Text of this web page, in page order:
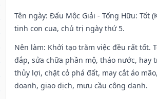
Tên ngày: Đẩu Mộc Giải - Tống Hữu: Tốt
tinh con cua, chủ trị ngày thứ 5.
Nên làm: Khởi tạo trăm việc đều rất tốt.
đắp, sửa chữa phần mộ, tháo nước, hay
thủy lợi, chặt cỏ phá đất, may cắt áo
doanh, giao dịch, mưu cầu công danh.